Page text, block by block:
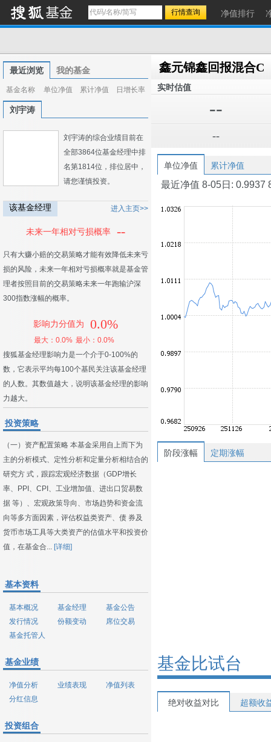
净值排行
最近浏览 我的基金
基金名称 单位净值 累计净值 日增长率
刘宇涛
刘宇涛的综合业绩目前在
全部3864位基金经理中排
名第1814位，排位居中，
请您谨慎投资。
该基金经理 进入主页>>
未来一年相对亏损概率 --
只有大赚小赔的交易策略才能有效降低未来亏
损的风险，未来一年相对亏损概率就是基金管
理者按照目前的交易策略未来一年跑输沪深
300指数涨幅的概率。
影响力分值为 0.0%
最大：0.0% 最小：0.0%
搜狐基金经理影响力是一个介于0-100%的
数，它表示平均每100个基民关注该基金经理
的人数。其数值越大，说明该基金经理的影响
力越大。
投资策略
（一）资产配置策略 本基金采用自上而下为
主的分析模式、定性分析和定量分析相结合的
研究方 式，跟踪宏观经济数据（GDP增长
率、PPI、CPI、工业增加值、进出口贸易数
据 等）、宏观政策导向、市场趋势和资金流
向等多方面因素，评估权益类资产、债 券及
货币市场工具等大类资产的估值水平和投资价
值，在基金合... [详细]
基本资料
基本概况 基金经理
基金公告
发行情况
份额变动
席位交易
基金托管人
基金业绩
净值分析 业绩表现
净值列表
分红信息
投资组合
鑫元锦鑫回报混合C
实时估值
--
--
单位净值 累计净值
最近净值 8-05日: 0.9937
阶段涨幅 定期涨幅
基金比试台
绝对收益对比 超额收